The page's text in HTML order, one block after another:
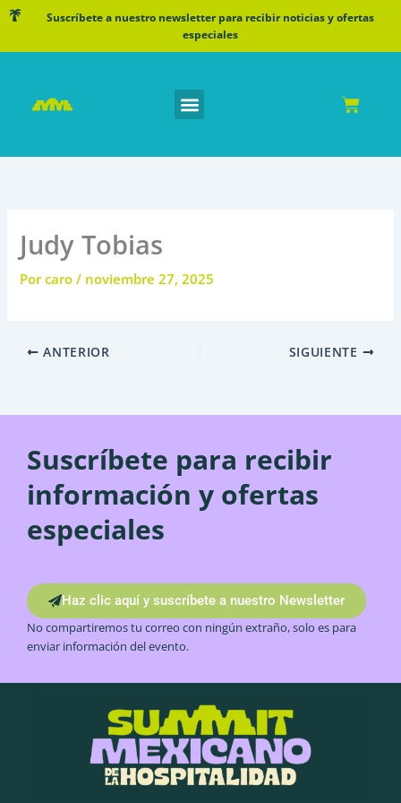
contenido
Suscríbete a nuestro newsletter para recibir noticias y ofertas
especiales
Cart
Judy Tobias
Porcaro/ noviembre 27, 2025
ANTERIOR SIGUIENTE
Suscríbete para recibir
información y ofertas
especiales
Haz clic aquí y suscríbete a nuestro Newsletter
No compartiremos tu correo con ningún extraño, solo es para
enviar información del evento.